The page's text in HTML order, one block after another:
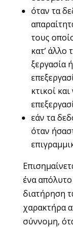
όταν τα
τους
κατ’ άλλο
ξεργασία
κτικοί
εάν τα
όταν
ένα
διατήρηση
χαρακτήρα
σύννομη,